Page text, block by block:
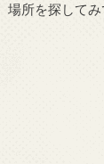
場所を探してみ